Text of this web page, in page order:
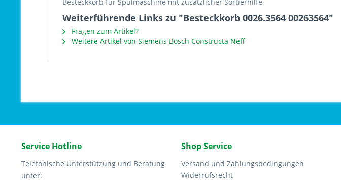
Weiterführende Links zu "Besteckkorb 0026.3564 00263564"
Fragen zum Artikel?
Weitere Artikel von Siemens Bosch Constructa Neff
Service Hotline
Telefonische Unterstützung und Beratung
unter:
Shop Service
Versand und Zahlungsbedingungen
Widerrufsrecht